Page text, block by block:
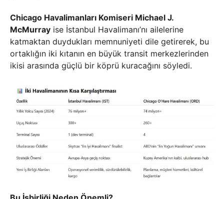
Chicago Havalimanları Komiseri Michael J.
McMurray ise İstanbul Havalimanı’nı ailelerine
katmaktan duydukları memnuniyeti dile getirerek, bu
ortaklığın iki kıtanın en büyük transit merkezlerinden
ikisi arasında güçlü bir köprü kuracağını söyledi.